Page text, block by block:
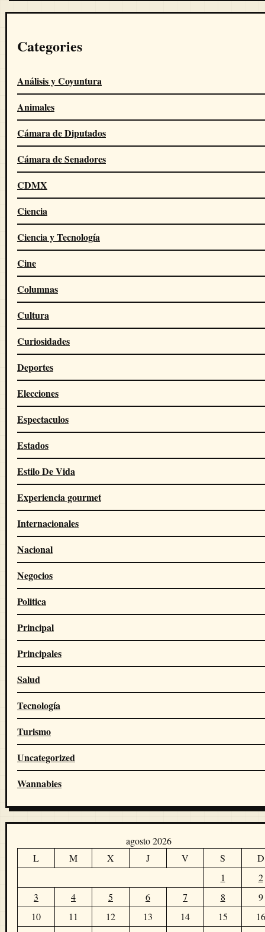
Categories
Análisis y Coyuntura
Animales
Cámara de Diputados
Cámara de Senadores
CDMX
Ciencia
Ciencia y Tecnología
Cine
Columnas
Cultura
Curiosidades
Deportes
Elecciones
Espectaculos
Estados
Estilo De Vida
Experiencia gourmet
Internacionales
Nacional
Negocios
Politica
Principal
Principales
Salud
Tecnología
Turismo
Uncategorized
Wannabies
agosto 2026
L
M X J V S
D
1
2
3
4 5 6 7 8
9
10
11 12 13 14 15
16